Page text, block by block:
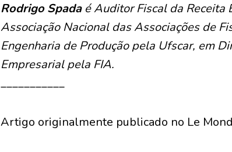
Rodrigo Spadaé Auditor Fiscal da Receita
Associação Nacional das Associações de
Engenharia de Produção pela Ufscar, em
Empresarial pela FIA.
___________
Artigo originalmente publicado no Le